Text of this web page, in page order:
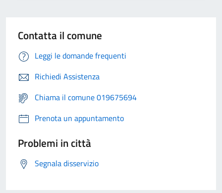
Contatta il comune
Leggi le domande frequenti
Richiedi Assistenza
Chiama il comune 019675694
Prenota un appuntamento
Problemi in città
Segnala disservizio